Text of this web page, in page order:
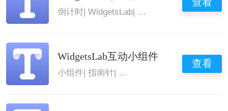
倒计时|WidgetsLab| 动态壁纸 WidgetsLab
查看
WidgetsLab互动小组件
小组件 |指南针 WidgetsLab WidgetsLab
查看